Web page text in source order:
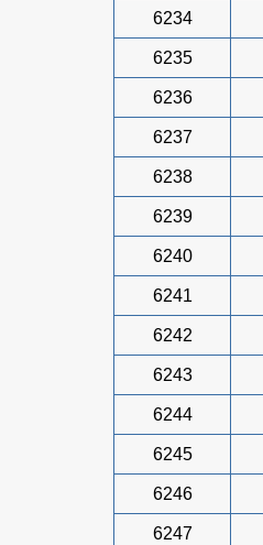
6234
6235
6236
6237
6238
6239
6240
6241
6242
6243
6244
6245
6246
6247